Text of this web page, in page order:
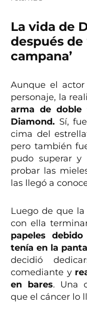
La vida de
después de
campana’
Aunque el
personaje, la
arma de
Diamond. Sí,
cima del
pero también
pudo superar
probar las
las llegó a
Luego de que
con ella
papeles
tenía en la
decidió
comediante y
en bares. Una
que el cáncer lo